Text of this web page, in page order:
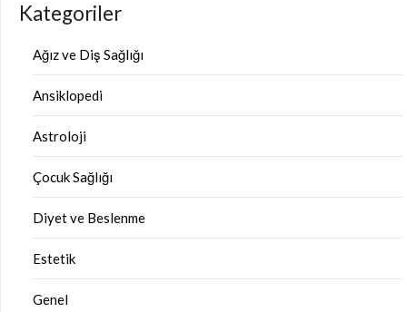
Kategoriler
Ağız ve Diş Sağlığı
Ansiklopedi
Astroloji
Çocuk Sağlığı
Diyet ve Beslenme
Estetik
Genel